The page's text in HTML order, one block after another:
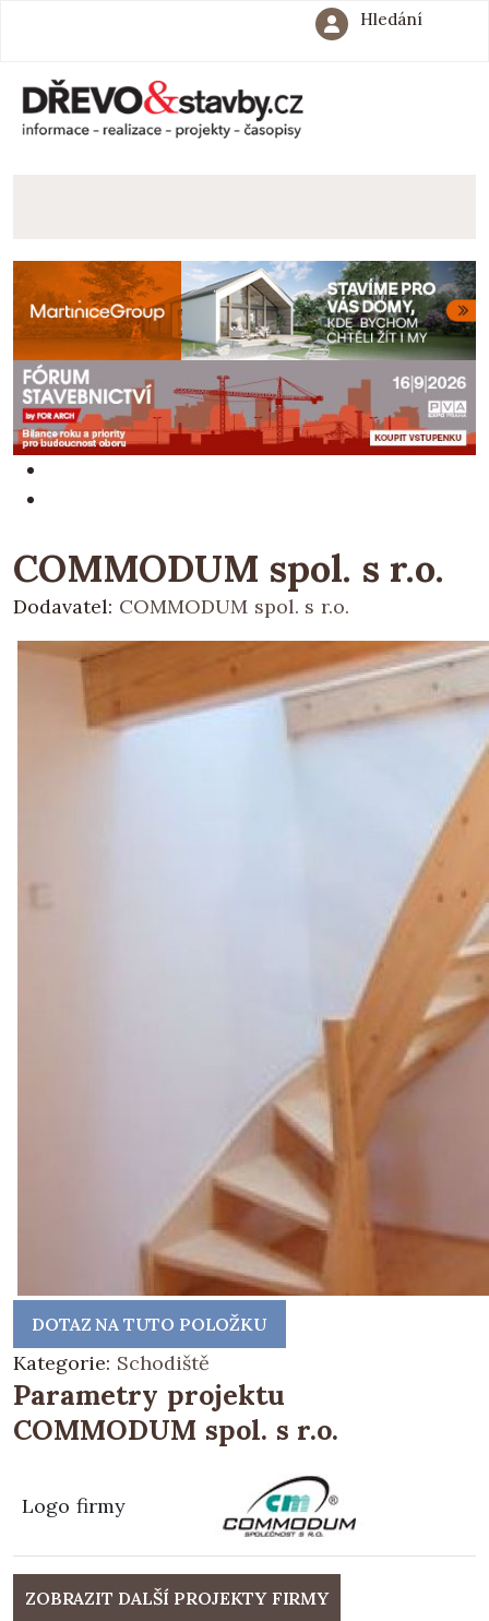
Hledání
COMMODUM spol. s r.o.
Dodavatel: COMMODUM spol. s r.o.
DOTAZ NA TUTO POLOŽKU
Kategorie: Schodiště
Parametry projektu
COMMODUM spol. s r.o.
Logo firmy
ZOBRAZIT DALŠÍ PROJEKTY FIRMY